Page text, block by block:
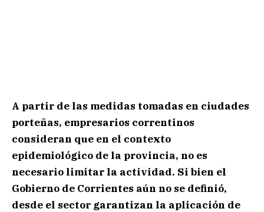
A partir de las medidas tomadas en ciudades
porteñas, empresarios correntinos
consideran que en el contexto
epidemiológico de la provincia, no es
necesario limitar la actividad. Si bien el
Gobierno de Corrientes aún no se definió,
desde el sector garantizan la aplicación de